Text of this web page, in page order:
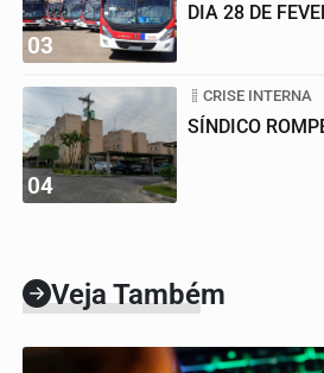
03
DIA 28 DE
04
CRISE INTERNA
SÍNDICO
Veja Também